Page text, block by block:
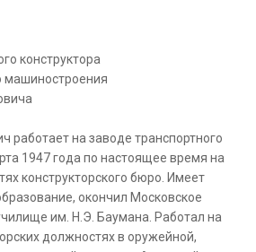
конструктора
машиностроения
работает на заводе транспортного
1947 года по настоящее время на
конструкторского бюро. Имеет
окончил Московское
им. Н.Э. Баумана. Работал на
должностях в оружейной,